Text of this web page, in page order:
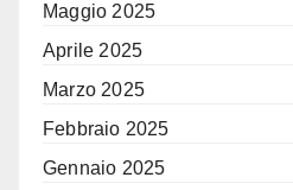
Maggio 2025
Aprile 2025
Marzo 2025
Febbraio 2025
Gennaio 2025